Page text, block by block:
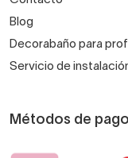
Blog
Decorabaño para
Servicio de
Métodos de pago